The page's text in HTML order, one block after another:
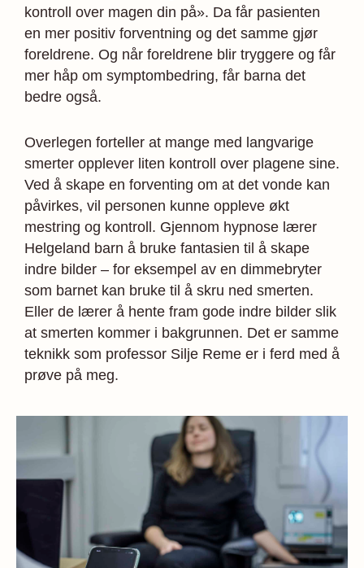
kontroll over magen din på». Da får pasienten
en mer positiv forventning og det samme gjør
foreldrene. Og når foreldrene blir tryggere og får
mer håp om symptombedring, får barna det
bedre også.
Overlegen forteller at mange med langvarige
smerter opplever liten kontroll over plagene sine.
Ved å skape en forventing om at det vonde kan
påvirkes, vil personen kunne oppleve økt
mestring og kontroll. Gjennom hypnose lærer
Helgeland barn å bruke fantasien til å skape
indre bilder – for eksempel av en dimmebryter
som barnet kan bruke til å skru ned smerten.
Eller de lærer å hente fram gode indre bilder slik
at smerten kommer i bakgrunnen. Det er samme
teknikk som professor Silje Reme er i ferd med å
prøve på meg.